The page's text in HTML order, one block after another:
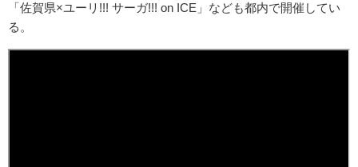
「佐賀県×ユーリ!!! サーガ!!! on ICE」なども都内で開催してい
る。